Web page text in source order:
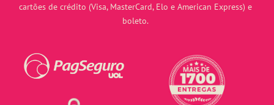
cartões de crédito (Visa, MasterCard, Elo e American Express) e
boleto.